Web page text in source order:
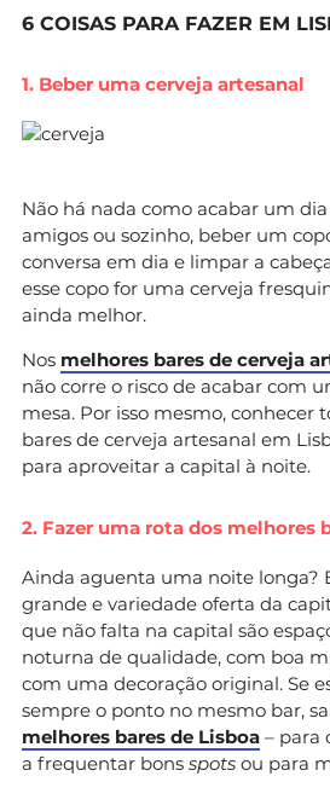
6 COISAS PARA FAZER EM
1. Beber uma cerveja artesanal
Não há nada como acabar um
amigos ou sozinho, beber um
conversa em dia e limpar a
esse copo for uma cerveja
ainda melhor.
Nos melhores bares de cerveja
não corre o risco de acabar com
mesa. Por isso mesmo, conhecer
bares de cerveja artesanal em
para aproveitar a capital à noite.
2. Fazer uma rota dos melhores
Ainda aguenta uma noite longa?
grande e variedade oferta da
que não falta na capital são
noturna de qualidade, com boa
com uma decoração original. Se
sempre o ponto no mesmo bar,
melhores bares de Lisboa – para
a frequentar bons spots ou para